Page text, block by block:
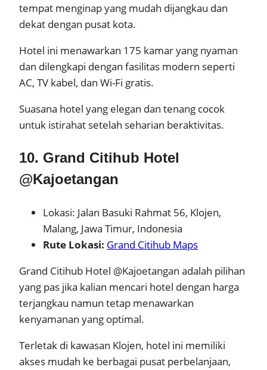
tempat menginap yang mudah dijangkau dan
dekat dengan pusat kota.
Hotel ini menawarkan 175 kamar yang nyaman
dan dilengkapi dengan fasilitas modern seperti
AC, TV kabel, dan Wi-Fi gratis.
Suasana hotel yang elegan dan tenang cocok
untuk istirahat setelah seharian beraktivitas.
10. Grand Citihub Hotel
@Kajoetangan
Lokasi: Jalan Basuki Rahmat 56, Klojen,
Malang, Jawa Timur, Indonesia
Rute Lokasi: Grand Citihub Maps
Grand Citihub Hotel @Kajoetangan adalah pilihan
yang pas jika kalian mencari hotel dengan harga
terjangkau namun tetap menawarkan
kenyamanan yang optimal.
Terletak di kawasan Klojen, hotel ini memiliki
akses mudah ke berbagai pusat perbelanjaan,